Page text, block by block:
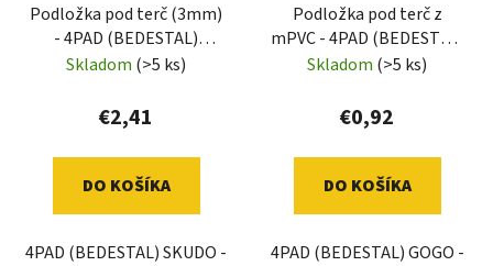
Podložka pod terč (3mm)
- 4PAD (BEDESTAL)
SKUDO
Skladom (>5 ks)
€2,41
DO KOŠÍKA
4PAD (BEDESTAL) SKUDO -
Podložka pod terč z
mPVC - 4PAD (BEDESTAL)
GOGO
Skladom (>5 ks)
€0,92
DO KOŠÍKA
4PAD (BEDESTAL) GOGO -